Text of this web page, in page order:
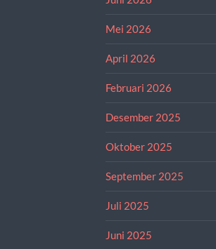
Mei 2026
April 2026
Februari 2026
Desember 2025
Oktober 2025
September 2025
Juli 2025
Juni 2025